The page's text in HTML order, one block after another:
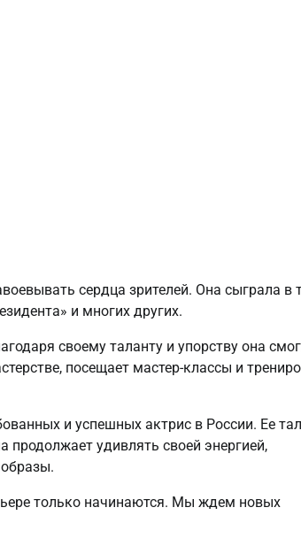
сердца зрителей. Она сыграла в
и многих других.
своему таланту и упорству она
посещает мастер-классы и
и успешных актрис в России. Ее
удивлять своей энергией,
только начинаются. Мы ждем новых